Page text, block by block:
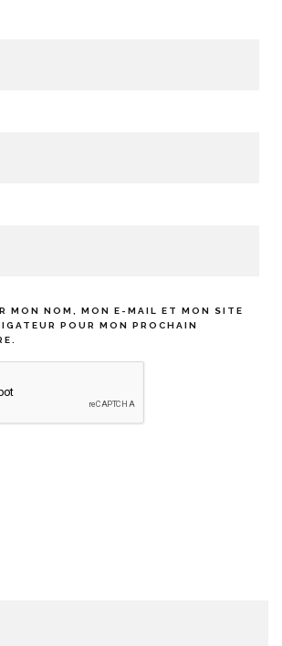
MON NOM, MON E-MAIL ET MON SITE
POUR MON PROCHAIN